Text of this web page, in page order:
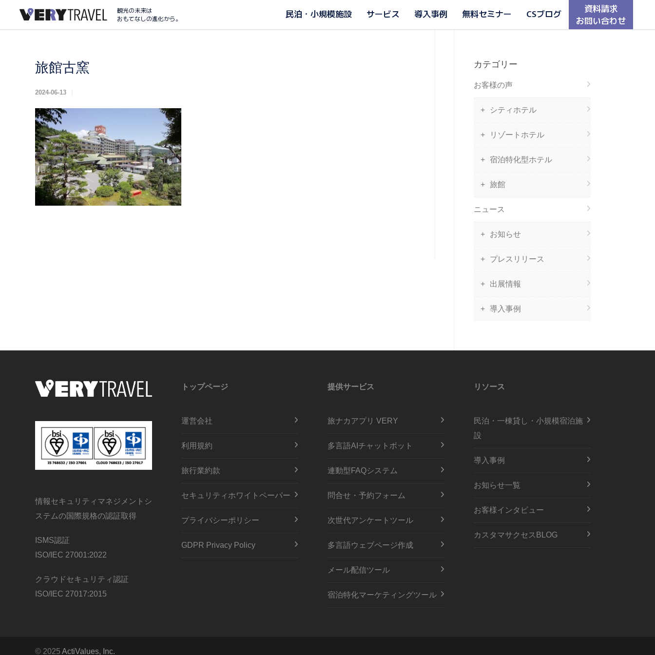
観光の未来は
おもてなしの進化から。
民泊・小規模施設 サービス 導入事例 無料セミナー CSブログ
資料請求
お問い合わせ
旅館古窯
2024-06-13
カテゴリー
お客様の声
シティホテル
リゾートホテル
宿泊特化型ホテル
旅館
ニュース
お知らせ
プレスリリース
出展情報
導入事例
情報セキュリティマネジメントシ
ステムの国際規格の認証取得
ISMS認証
ISO/IEC 27001:2022
クラウドセキュリティ認証
ISO/IEC 27017:2015
トップページ
運営会社
利用規約
旅行業約款
セキュリティホワイトペーパー
プライバシーポリシー
GDPR Privacy Policy
提供サービス
旅ナカアプリ VERY
多言語AIチャットボット
連動型FAQシステム
問合せ・予約フォーム
次世代アンケートツール
多言語ウェブページ作成
メール配信ツール
宿泊特化マーケティングツール
リソース
民泊・一棟貸し・小規模宿泊施
設
導入事例
お知らせ一覧
お客様インタビュー
カスタマサクセスBLOG
© 2025 ActiValues, Inc.